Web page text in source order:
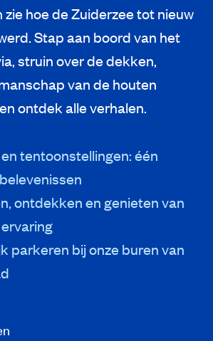
zie hoe de Zuiderzee tot nieuw
Stap aan boord van het
struin over de dekken,
van de houten
ontdek alle verhalen.
tentoonstellingen: één
ontdekken en genieten van
parkeren bij onze buren van